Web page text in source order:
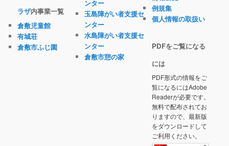
ラザ内事業一覧
倉敷児童館
有城荘
倉敷市ふじ園
ンター
玉島障がい者支援セ
ンター
水島障がい者支援セ
ンター
倉敷市憩の家
例規集
個人情報の取扱い
PDFをご覧になる
には
PDF形式の情報をご
覧になるにはAdobe
Readerが必要です。
無料で配布されてお
りますので、最新版
をダウンロードして
ご利用ください。